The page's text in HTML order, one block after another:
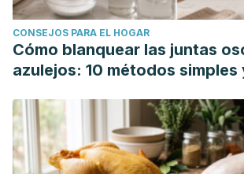
CONSEJOS PARA EL HOGAR
Cómo blanquear las juntas
azulejos: 10 métodos